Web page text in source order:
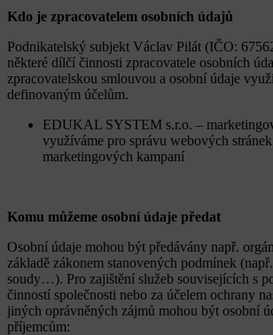
Kdo je zpracovatelem osobních údajů
Podnikatelský subjekt Václav Pilát (IČO:
některé dílčí činnosti zpracovatele osobních
zpracovatelskou smlouvou a osobní údaje
definovaným účelům.
EDUKAL SYSTEM s.r.o. –
využíváme pro správu webových
marketingových kampaní
Komu můžeme osobní údaje předat
Osobní údaje mohou být předávány např.
základě zákonem stanovených podmínek
soudy…). Pro zajištění služeb souvisejících s
činností společnosti nebo za účelem ochrany
jiných oprávněných zájmů mohou být osobní
příjemcům: